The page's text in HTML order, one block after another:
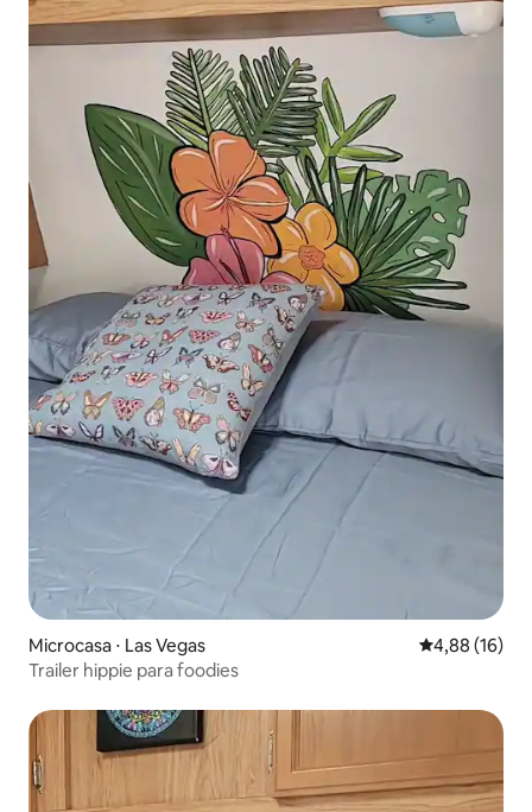
Microcasa ⋅ Las Vegas 4,88 de uma
4,88 (16)
Trailer hippie para foodies